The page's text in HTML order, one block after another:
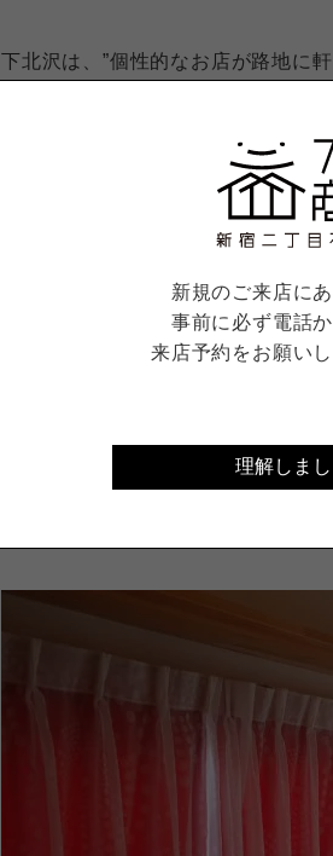
下北沢は、”個性的なお店が路地に
道路が広がる→キレイな駅ビルが
余計なお世話だと思いますが、シ
そんな下北沢駅の西口を出て徒歩
ハウス『SHARE VILLAGE 下北沢
街をぶらぶら散策するのも楽しい
い・オシャレ・大人の街「三軒茶
相場は下北沢で8.4万円、三軒茶屋
す。あ、うちのシェアハウスは6.5
新規のご来店にあ
事前に必ず電話か
来店予約をお願いし
理解しまし